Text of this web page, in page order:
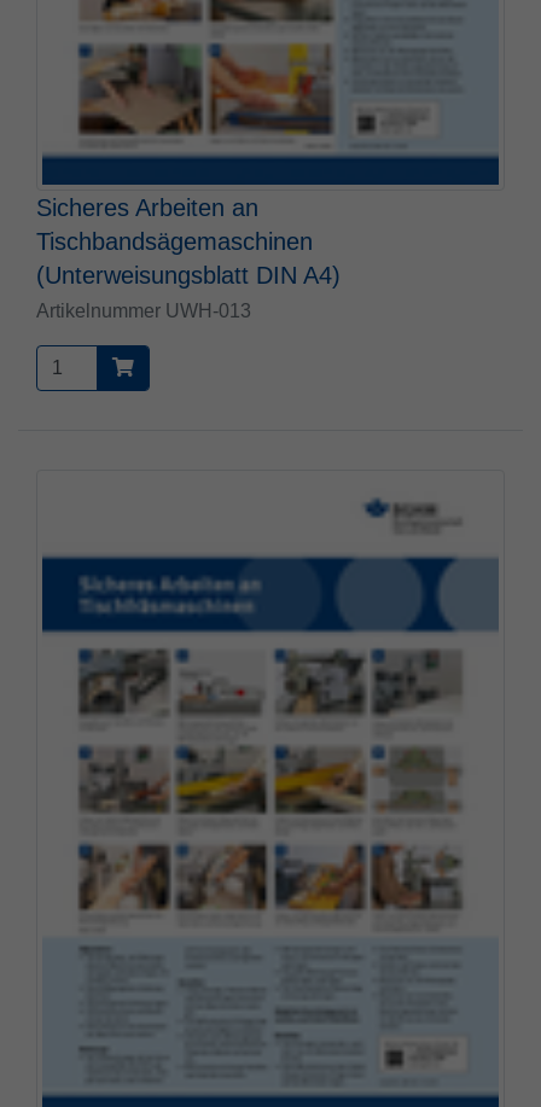
Sicheres Arbeiten an
Tischbandsägemaschinen
(Unterweisungsblatt DIN A4)
Artikelnummer UWH-013